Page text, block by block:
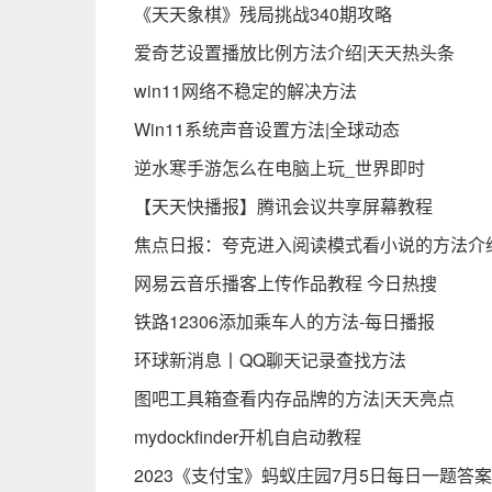
《天天象棋》残局挑战340期攻略
爱奇艺设置播放比例方法介绍|天天热头条
win11网络不稳定的解决方法
Win11系统声音设置方法|全球动态
逆水寒手游怎么在电脑上玩_世界即时
【天天快播报】腾讯会议共享屏幕教程
焦点日报：夸克进入阅读模式看小说的方法介
网易云音乐播客上传作品教程 今日热搜
铁路12306添加乘车人的方法-每日播报
环球新消息丨QQ聊天记录查找方法
图吧工具箱查看内存品牌的方法|天天亮点
mydockfinder开机自启动教程
2023《支付宝》蚂蚁庄园7月5日每日一题答